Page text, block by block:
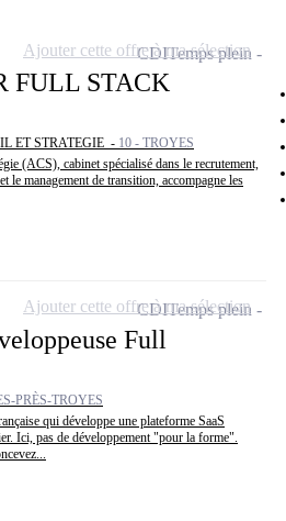
FULL STACK
ET STRATEGIE - 10 - TROYES
(ACS), cabinet spécialisé dans le recrutement,
le management de transition, accompagne les
CDITemps plein
Ajouter cette offre à ma sélection
Full
PRÈS-TROYES
qui développe une plateforme SaaS
Ici, pas de développement "pour la forme".
CDITemps plein
Ajouter cette offre à ma sélection